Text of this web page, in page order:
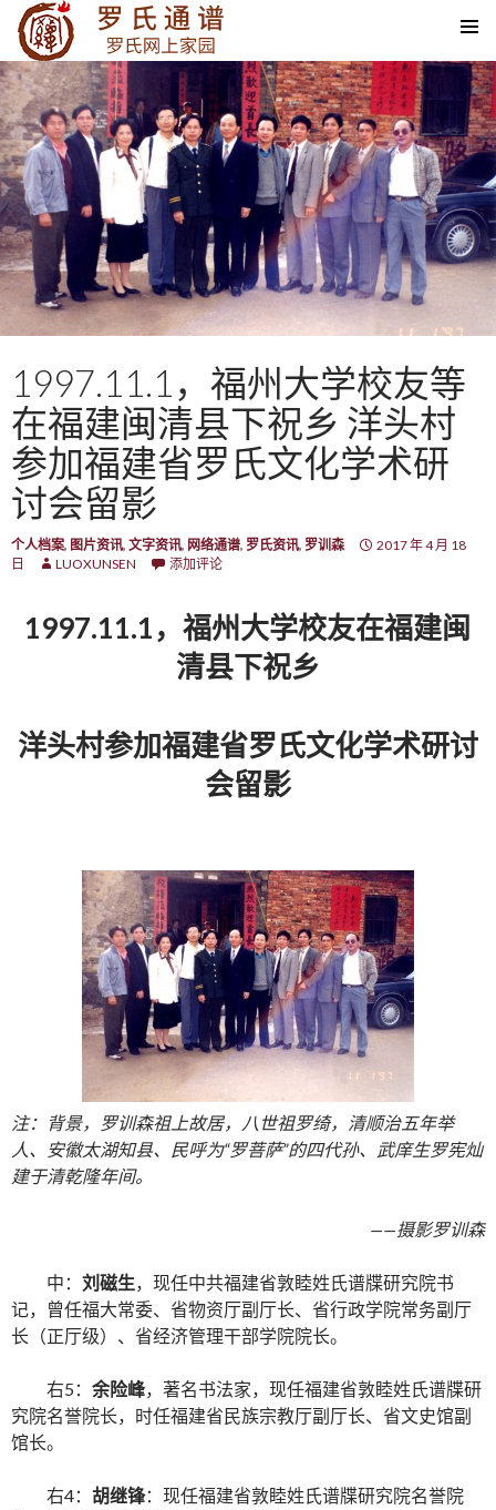
SKIP TO CONTENT
1997.11.1，福州大学校友等
在福建闽清县下祝乡 洋头村
参加福建省罗氏文化学术研
讨会留影
个人档案, 图片资讯, 文字资讯, 网络通谱, 罗氏资讯, 罗训森
2017 年 4 月 18
日
LUOXUNSEN 添加评论
1997.11.1，福州大学校友在福建闽
清县下祝乡
洋头村参加福建省罗氏文化学术研讨
会留影
注：背景，罗训森祖上故居，八世祖罗绮，清顺治五年举
人、安徽太湖知县、民呼为“罗菩萨”的四代孙、武庠生罗宪灿
建于清乾隆年间。
——摄影罗训森
中： 刘磁生，现任中共福建省敦睦姓氏谱牒研究院书
记，曾任福大常委、省物资厅副厅长、省行政学院常务副厅
长（正厅级）、省经济管理干部学院院长。
右5： 余险峰，著名书法家，现任福建省敦睦姓氏谱牒研
究院名誉院长，时任福建省民族宗教厅副厅长、省文史馆副
馆长。
右4： 胡继锋：现任福建省敦睦姓氏谱牒研究院名誉院